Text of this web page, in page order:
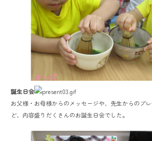
誕生日会
お父様・お母様からのメッセージや、先生からのプ
ど、内容盛りだくさんのお誕生日会でした。